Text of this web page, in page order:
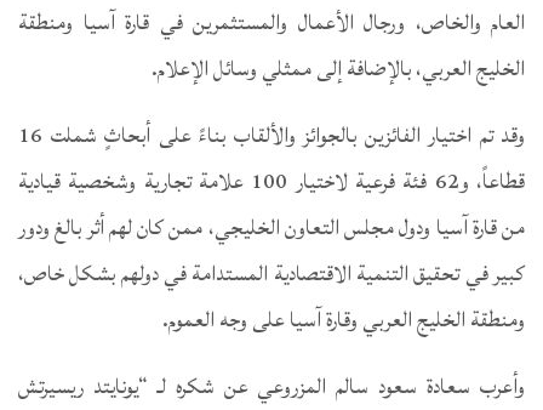
العام والخاص، ورجال الأعمال والمستثمرين في قارة آسيا ومنطقة
الخليج العربي، بالإضافة إلى ممثلي وسائل الإعلام.
وقد تم اختيار الفائزين بالجوائز والألقاب بناءً على أبحاثٍ شملت 16
قطاعاً، و62 فئة فرعية لاختيار 100 علامة تجارية وشخصية قيادية
من قارة آسيا ودول مجلس التعاون الخليجي، ممن كان لهم أثر بالغ ودور
كبير في تحقيق التنمية الاقتصادية المستدامة في دولهم بشكل خاص،
ومنطقة الخليج العربي وقارة آسيا على وجه العموم.
وأعرب سعادة سعود سالم المزروعي عن شكره لـ “يونايتد ريسيرتش